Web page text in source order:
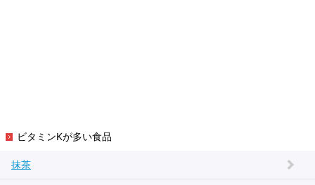
ビタミンKが多い食品
抹茶